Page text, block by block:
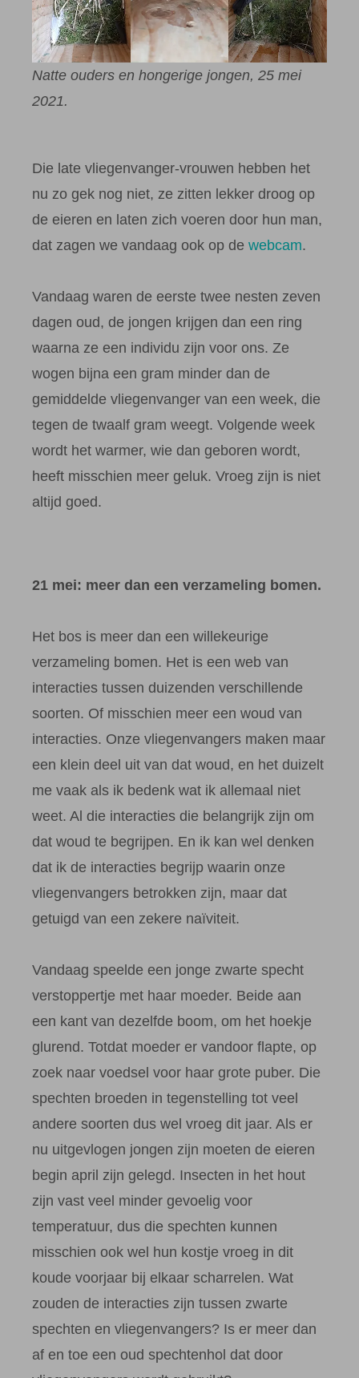
Natte ouders en hongerige jongen, 25 mei
2021.
Die late vliegenvanger-vrouwen hebben het
nu zo gek nog niet, ze zitten lekker droog op
de eieren en laten zich voeren door hun man,
dat zagen we vandaag ook op de webcam.
Vandaag waren de eerste twee nesten zeven
dagen oud, de jongen krijgen dan een ring
waarna ze een individu zijn voor ons. Ze
wogen bijna een gram minder dan de
gemiddelde vliegenvanger van een week, die
tegen de twaalf gram weegt. Volgende week
wordt het warmer, wie dan geboren wordt,
heeft misschien meer geluk. Vroeg zijn is niet
altijd goed.
21 mei: meer dan een verzameling bomen.
Het bos is meer dan een willekeurige
verzameling bomen. Het is een web van
interacties tussen duizenden verschillende
soorten. Of misschien meer een woud van
interacties. Onze vliegenvangers maken maar
een klein deel uit van dat woud, en het duizelt
me vaak als ik bedenk wat ik allemaal niet
weet. Al die interacties die belangrijk zijn om
dat woud te begrijpen. En ik kan wel denken
dat ik de interacties begrijp waarin onze
vliegenvangers betrokken zijn, maar dat
getuigd van een zekere naïviteit.
Vandaag speelde een jonge zwarte specht
verstoppertje met haar moeder. Beide aan
een kant van dezelfde boom, om het hoekje
glurend. Totdat moeder er vandoor flapte, op
zoek naar voedsel voor haar grote puber. Die
spechten broeden in tegenstelling tot veel
andere soorten dus wel vroeg dit jaar. Als er
nu uitgevlogen jongen zijn moeten de eieren
begin april zijn gelegd. Insecten in het hout
zijn vast veel minder gevoelig voor
temperatuur, dus die spechten kunnen
misschien ook wel hun kostje vroeg in dit
koude voorjaar bij elkaar scharrelen. Wat
zouden de interacties zijn tussen zwarte
spechten en vliegenvangers? Is er meer dan
af en toe een oud spechtenhol dat door